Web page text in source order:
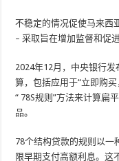
不稳定的情况促使马来西
– 采取旨在增加监督和促
2024年12月，中央银行
算，包括应用于“立即购
“ 78S规则”方法来计算扁
品。
78个结构贷款的规则以一
限早期支付高额利息。这